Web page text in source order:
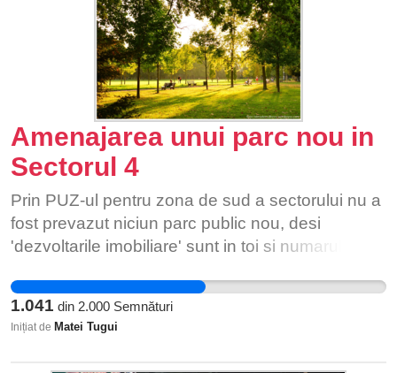
Amenajarea unui parc nou in
Sectorul 4
Prin PUZ-ul pentru zona de sud a sectorului nu a
fost prevazut niciun parc public nou, desi
'dezvoltarile imobiliare' sunt in toi si numarul
zona dintre strada Luica / Turnu Magurele si
Centura se va construi, iar zeci de mii de oameni
vor trebui sa se indrepte spre centrul orasului in
1.041 din 2.000 Semnături
Inițiat de Matei Tugui